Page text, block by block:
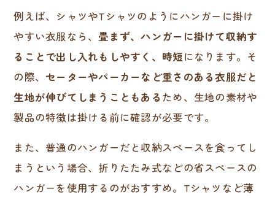
例えば、シャツやTシャツのようにハンガーに掛け
やすい衣服なら、 畳まず、ハンガーに掛けて収納す
ることで出し入れもしやすく、時短になります。そ
の際、セーターやパーカーなど重さのある衣服だと
生地が伸びてしまうこともある ため、生地の素材や
製品の特徴は掛ける前に確認が必要です。
また、普通のハンガーだと収納スペースを食ってし
まうという場合、折りたたみ式などの省スペースの
ハンガーを使用するのがおすすめ。Tシャツなど薄